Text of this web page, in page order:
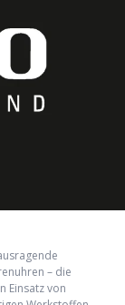
– die
Einsatz von